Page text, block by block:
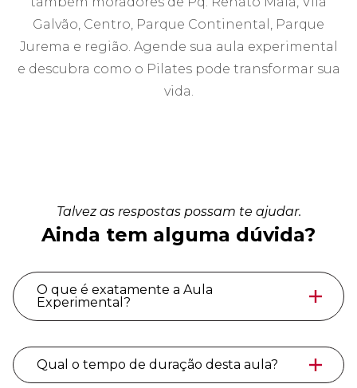
Galvão, Centro, Parque Continental, Parque
Jurema e região. Agende sua aula experimental
e descubra como o Pilates pode transformar sua
vida.
Talvez as respostas possam te ajudar.
Ainda tem alguma dúvida?
O que é exatamente a Aula
Experimental?
Qual o tempo de duração desta aula?